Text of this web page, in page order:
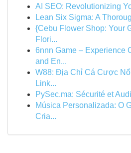
AI SEO: Revolutionizing
Lean Six Sigma: A
{Cebu Flower Shop: Your
Flori...
6nnn Game – Experience
and En...
W88: Địa Chỉ Cá Cược
Link...
PySec.ma: Sécurité et
Música Personalizada: O
Cria...